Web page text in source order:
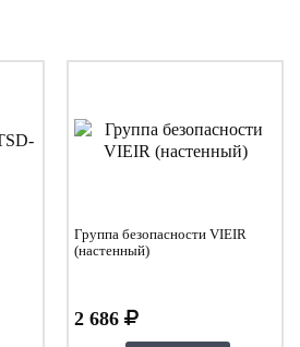
Группа безопасности VIEIR
(настенный)
2 686